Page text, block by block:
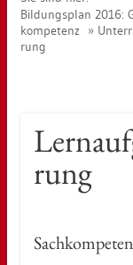
Bil­dungs­plan 2016:
kom­pe­tenz
rung
rung